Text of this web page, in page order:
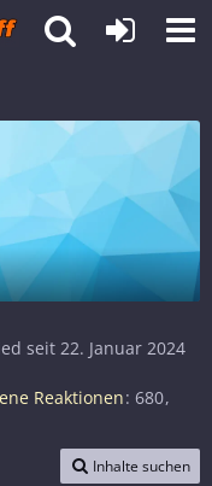
seit 22. Januar 2024
Reaktionen 680
Inhalte suchen